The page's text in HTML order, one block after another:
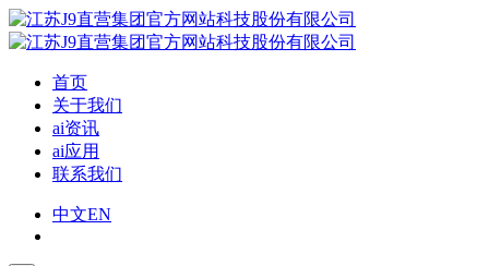
首页
关于我们
ai资讯
ai应用
联系我们
中文EN